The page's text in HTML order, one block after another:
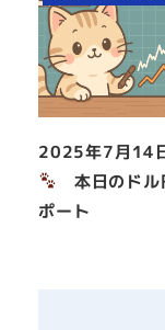
2025年7月14
本日のドル
ポート